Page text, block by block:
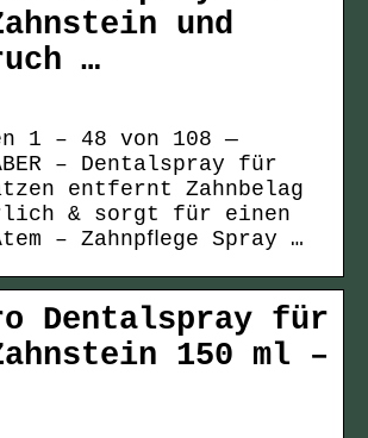
und
…
1 – 48 von 108 —
– Dentalspray für
entfernt Zahnbelag
& sorgt für einen
– Zahnpﬂege Spray …
Dentalspray für
150 ml –